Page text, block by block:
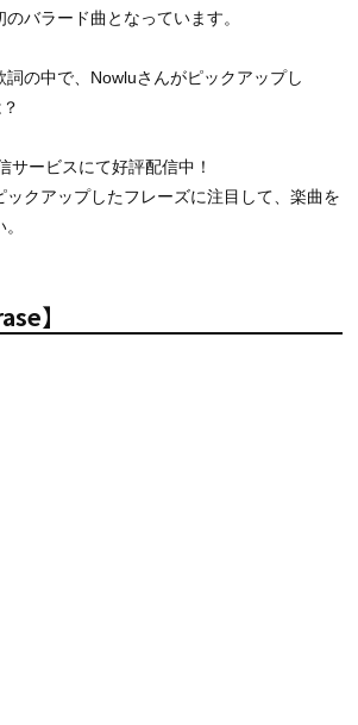
バラード曲となっています。
詞の中で、Nowluさんがピックアップし
サービスにて好評配信中！
ックアップしたフレーズに注目して、楽曲を
】